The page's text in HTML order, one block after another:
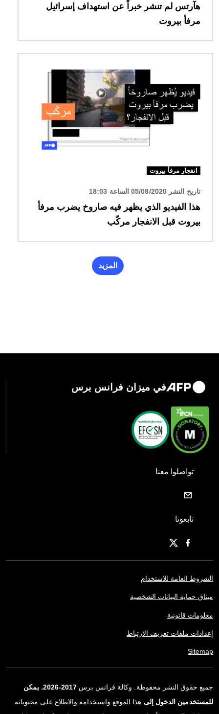
هآرتس لم تنشر خبراً عن استهداف إسرائيل
مرفأ بيروت
انفجار مرفأ بيروت
تاريخ النشر 05/08/2020 الساعة 18:03
هذا الفيديو الذي يظهر فيه صاروخ يضرب مرفأ
بيروت قبل الانفجار مركّب
المزيد
في ميزان فرانس برس
تواصلوا معنا
تابعونا
الشروط العامة للاستخدام
ميثاق حماية البيانات الشخصية
معلومات قانونية
إعدادات ملفات تعريف الارتباط
Sitemap
جميع حقوق النشر محفوظة. وكالة فرانس برس
2017-2026. يمكن
للمستخدمين الدخول إلى هذا الموقع واستخدامه والاطلاع على محتوياته